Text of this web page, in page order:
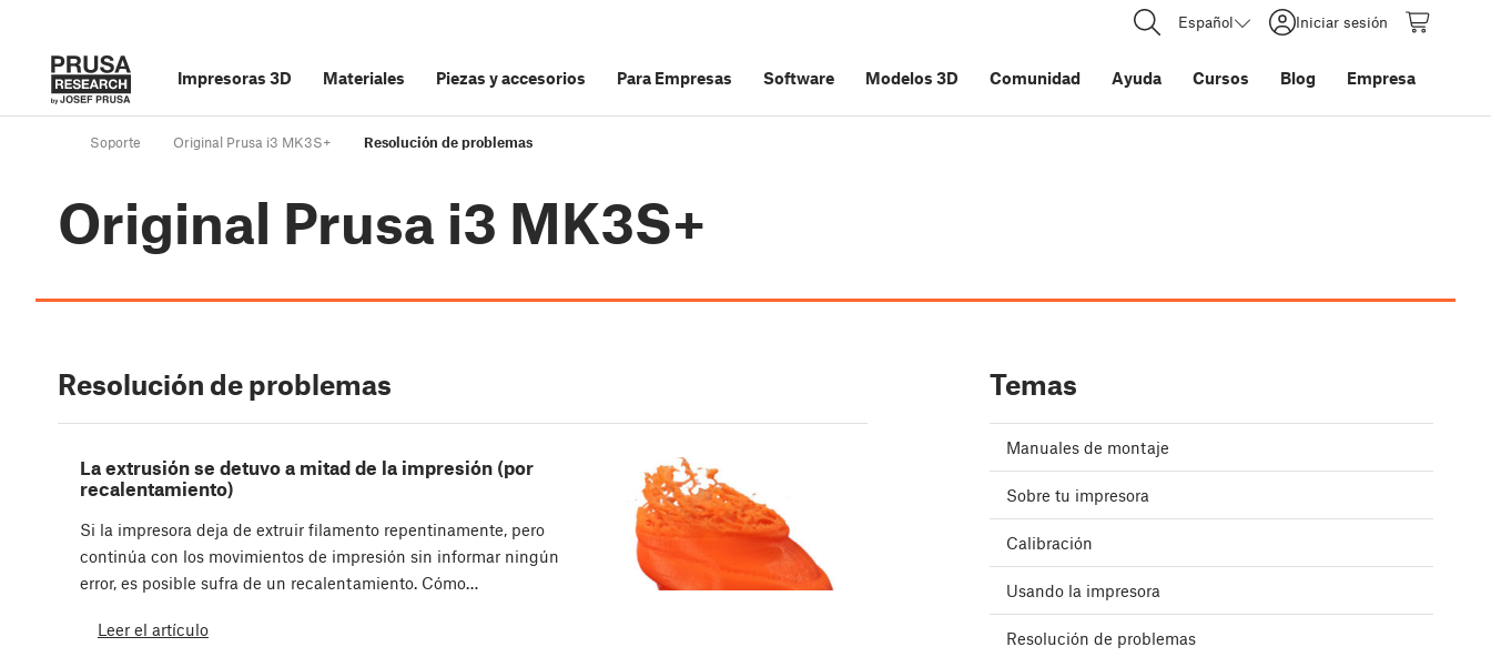
Español Iniciar sesión
Impresoras 3D Materiales Piezas y accesorios Para Empresas Software Modelos 3D Comunidad Ayuda Cursos Blog Empresa
Soporte Original Prusa i3 MK3S+ Resolución de problemas
Original Prusa i3 MK3S+
Resolución de problemas
La extrusión se detuvo a mitad de la impresión (por
recalentamiento)
Si la impresora deja de extruir filamento repentinamente, pero
continúa con los movimientos de impresión sin informar ningún
error, es posible sufra de un recalentamiento. Cómo…
Leer el artículo
Temas
Manuales de montaje
Sobre tu impresora
Calibración
Usando la impresora
Resolución de problemas